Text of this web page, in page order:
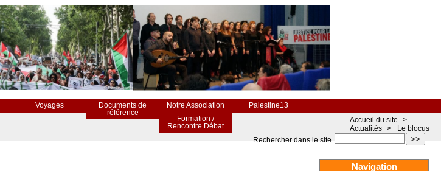
Voyages
Documents de
référence
Notre Association
Palestine13
Formation /
Rencontre Débat
>>
Rechercher dans le site
Accueil du site
>
Actualités >
Le blocus
Navigation